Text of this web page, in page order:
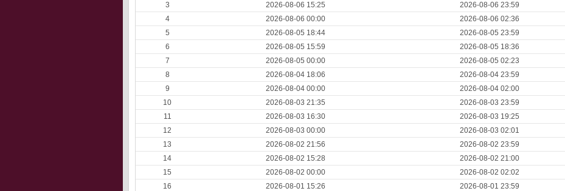
3
2026-08-06 15:25 2026-08-06 23:59
4
2026-08-06 00:00 2026-08-06 02:36
5
2026-08-05 18:44 2026-08-05 23:59
6
2026-08-05 15:59 2026-08-05 18:36
7
2026-08-05 00:00 2026-08-05 02:23
8
2026-08-04 18:06 2026-08-04 23:59
9
2026-08-04 00:00 2026-08-04 02:00
10
2026-08-03 21:35 2026-08-03 23:59
11
2026-08-03 16:30 2026-08-03 19:25
12
2026-08-03 00:00 2026-08-03 02:01
13
2026-08-02 21:56 2026-08-02 23:59
14
2026-08-02 15:28 2026-08-02 21:00
15
2026-08-02 00:00 2026-08-02 02:02
16
2026-08-01 15:26 2026-08-01 23:59